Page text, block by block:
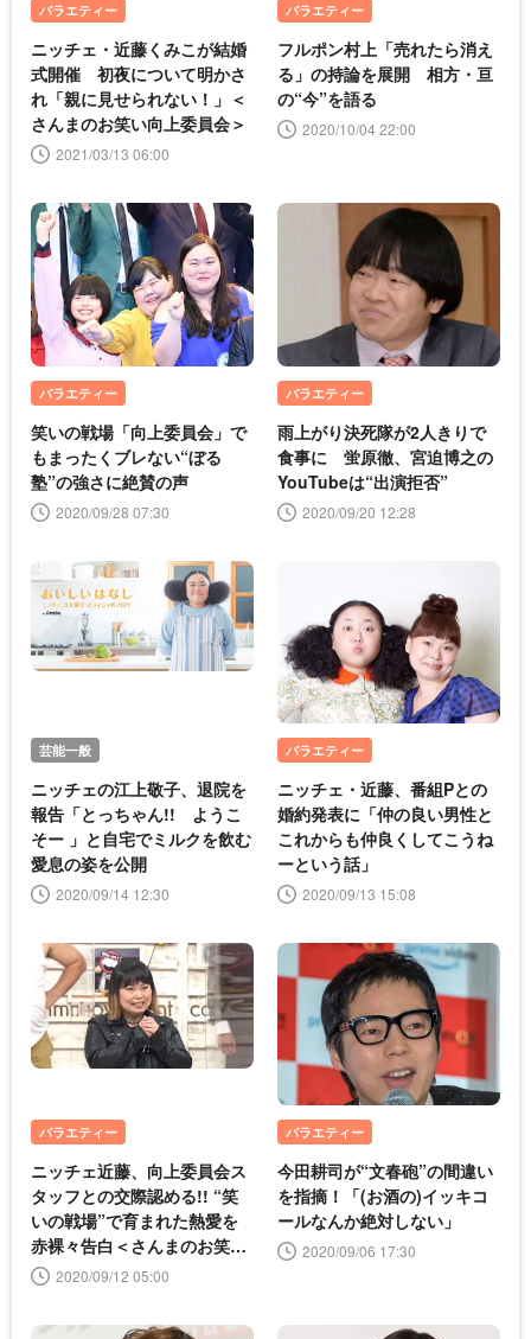
バラエティー
ニッチェ・近藤くみこが結婚
式開催 初夜について明かさ
れ「親に見せられない！」＜
さんまのお笑い向上委員会＞
2021/03/13 06:00
バラエティー
フルポン村上「売れたら消え
る」の持論を展開 相方・亘
の“今”を語る
2020/10/04 22:00
バラエティー
笑いの戦場「向上委員会」で
もまったくブレない“ぼる
塾”の強さに絶賛の声
2020/09/28 07:30
バラエティー
雨上がり決死隊が2人きりで
食事に 蛍原徹、宮迫博之の
YouTubeは“出演拒否”
2020/09/20 12:28
芸能一般
ニッチェの江上敬子、退院を
報告「とっちゃん!! ようこ
そー 」と自宅でミルクを飲む
愛息の姿を公開
2020/09/14 12:30
バラエティー
ニッチェ・近藤、番組Pとの
婚約発表に「仲の良い男性と
これからも仲良くしてこうね
ーという話」
2020/09/13 15:08
バラエティー
ニッチェ近藤、向上委員会ス
タッフとの交際認める!! “笑
いの戦場”で育まれた熱愛を
赤裸々告白＜さんまのお笑い
向上委員会＞
2020/09/12 05:00
バラエティー
今田耕司が“文春砲”の間違い
を指摘！「(お酒の)イッキコ
ールなんか絶対しない」
2020/09/06 17:30